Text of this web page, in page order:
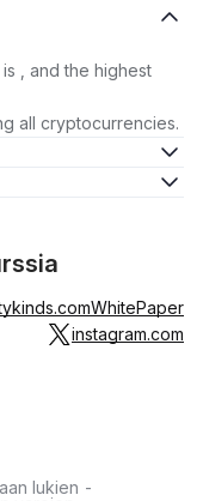
, and the highest
all cryptocurrencies.
WhitePaper
instagram.com
lukien -